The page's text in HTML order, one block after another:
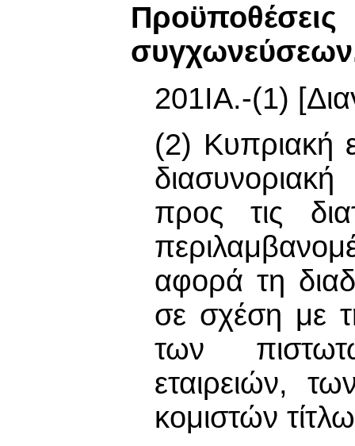
201IΑ.-(1)
(2) Κυπριακή
προς τις
αφορά τη
σε σχέση με
των
εταιρειών,
κομιστών